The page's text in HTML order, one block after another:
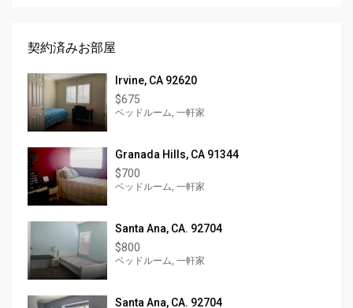
契約済みお部屋
Irvine, CA 92620
$675
ベッドルーム, 一軒家
Granada Hills, CA 91344
$700
ベッドルーム, 一軒家
Santa Ana, CA. 92704
$800
ベッドルーム, 一軒家
Santa Ana, CA. 92704